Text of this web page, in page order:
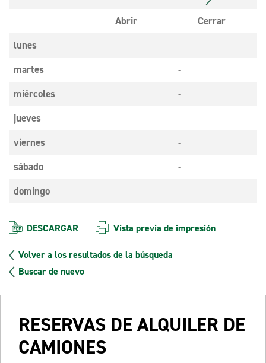
Abrir
Cerrar
lunes
-
martes
-
miércoles
-
jueves
-
viernes
-
sábado
-
domingo
-
DESCARGAR Vista previa de impresión
Volver a los resultados de la búsqueda
Buscar de nuevo
RESERVAS DE ALQUILER DE
CAMIONES